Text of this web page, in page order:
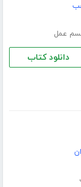
عمل
دانلود کتاب